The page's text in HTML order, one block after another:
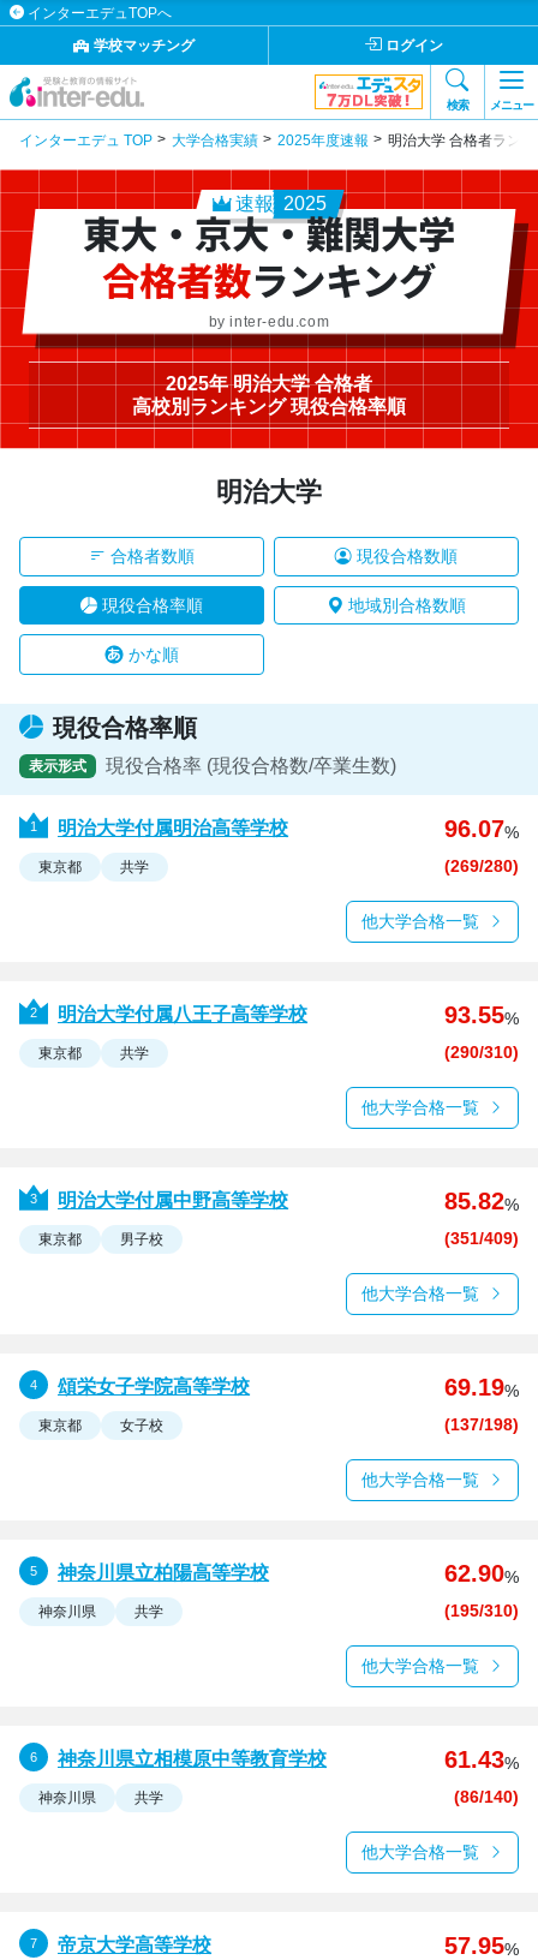
インターエデュTOPへ
学校マッチング
ログイン
検索 メニュー
インターエデュ TOP 大学合格実績 2025年度速報 明治大学 合格者ラン
速報 2025
東大・京大・難関大学
合格者数ランキング
by inter-edu.com
2025年 明治大学 合格者
高校別ランキング 現役合格率順
明治大学
合格者数順 現役合格数順
現役合格率順 地域別合格数順
かな順
現役合格率順
表示形式 現役合格率 (現役合格数/卒業生数)
明治大学付属明治高等学校 96.07%
東京都 共学 (269/280)
他大学合格一覧
明治大学付属八王子高等学校 93.55%
東京都 共学 (290/310)
他大学合格一覧
明治大学付属中野高等学校 85.82%
東京都 男子校 (351/409)
他大学合格一覧
頌栄女子学院高等学校 69.19%
東京都 女子校 (137/198)
他大学合格一覧
神奈川県立柏陽高等学校 62.90%
神奈川県 共学 (195/310)
他大学合格一覧
神奈川県立相模原中等教育学校 61.43%
神奈川県 共学 (86/140)
他大学合格一覧
帝京大学高等学校 57.95%